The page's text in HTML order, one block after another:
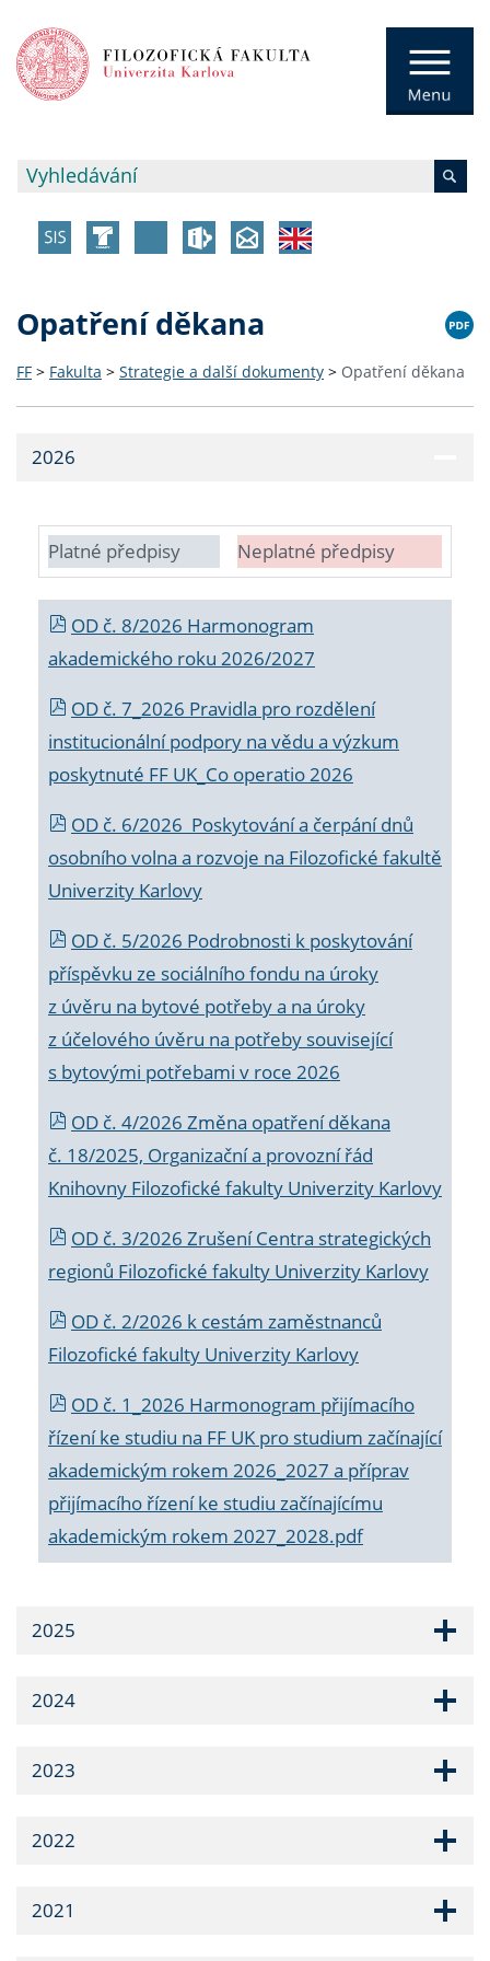
Opatření děkana
FF > Fakulta > Strategie a další dokumenty > Opatření děkana
2026
Platné předpisy Neplatné předpisy
OD č. 8/2026 Harmonogram
akademického roku 2026/2027
OD č. 7_2026 Pravidla pro rozdělení
institucionální podpory na vědu a výzkum
poskytnuté FF UK_Co operatio 2026
OD č. 6/2026 Poskytování a čerpání dnů
osobního volna a rozvoje na Filozofické fakultě
Univerzity Karlovy
OD č. 5/2026 Podrobnosti k poskytování
příspěvku ze sociálního fondu na úroky
z úvěru na bytové potřeby a na úroky
z účelového úvěru na potřeby související
s bytovými potřebami v roce 2026
OD č. 4/2026 Změna opatření děkana
č. 18/2025, Organizační a provozní řád
Knihovny Filozofické fakulty Univerzity Karlovy
OD č. 3/2026 Zrušení Centra strategických
regionů Filozofické fakulty Univerzity Karlovy
OD č. 2/2026 k cestám zaměstnanců
Filozofické fakulty Univerzity Karlovy
OD č. 1_2026 Harmonogram přijímacího
řízení ke studiu na FF UK pro studium začínající
akademickým rokem 2026_2027 a příprav
přijímacího řízení ke studiu začínajícímu
akademickým rokem 2027_2028.pdf
2025
2024
2023
2022
2021